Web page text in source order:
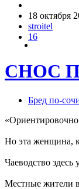
18 октября
stroitel
16
СНОС
Бред по-
Но эта женщина,
Чаеводство
Местные жители